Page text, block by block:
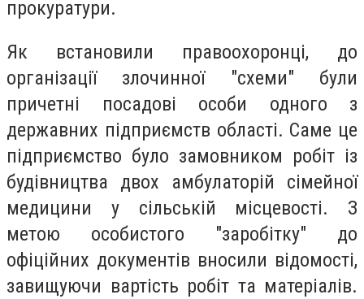
прокуратури.
Як встановили правоохоронці, до
організації злочинної "схеми" були
причетні посадові особи одного з
державних підприємств області. Саме це
підприємство було замовником робіт із
будівництва двох амбулаторій сімейної
медицини у сільській місцевості. З
метою особистого "заробітку" до
офіційних документів вносили відомості,
завищуючи вартість робіт та матеріалів.